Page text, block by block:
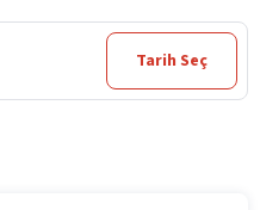
Tarih Seç